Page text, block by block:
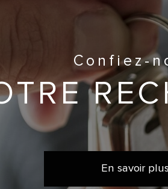
Confiez-
En savoir plus